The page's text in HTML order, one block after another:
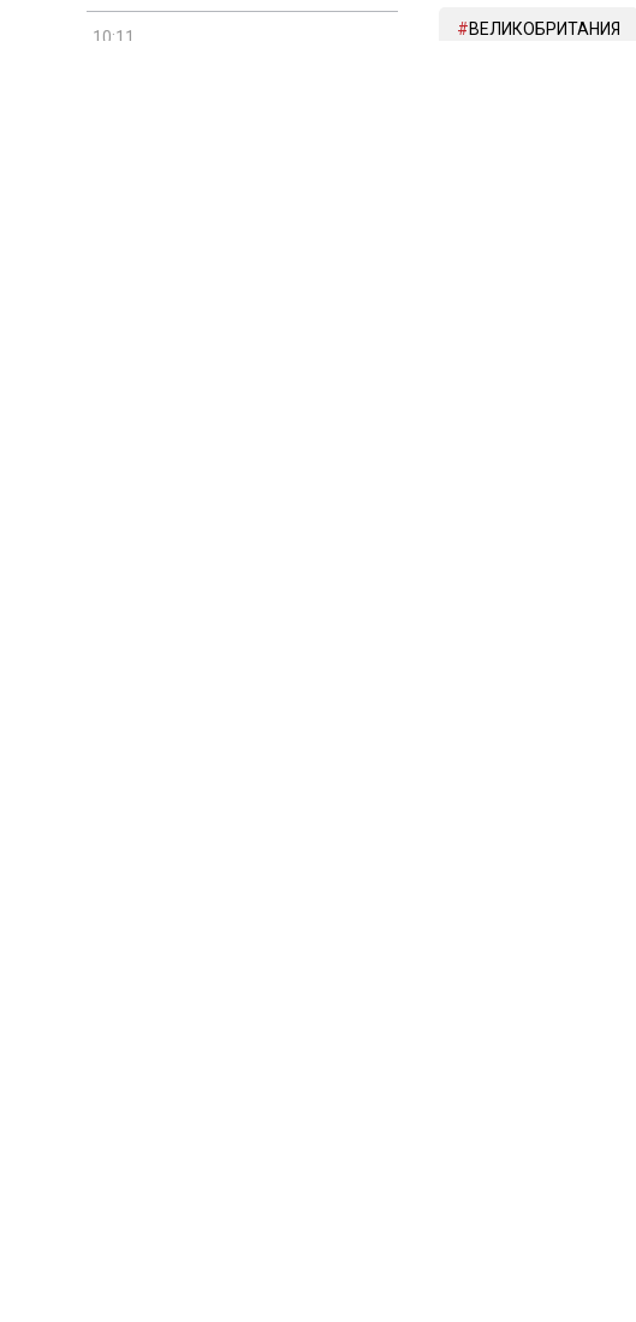
10:11 ВЕЛИКОБРИТАНИЯ